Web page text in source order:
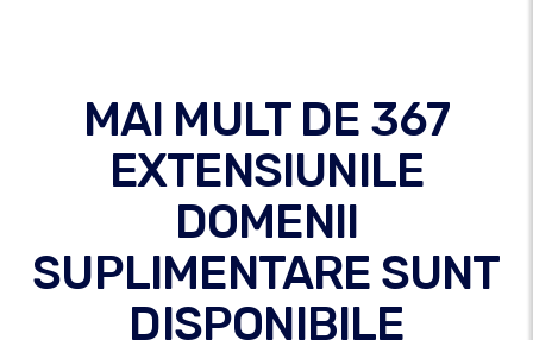
MAI MULT DE 367
EXTENSIUNILE
DOMENII
SUPLIMENTARE SUNT
DISPONIBILE